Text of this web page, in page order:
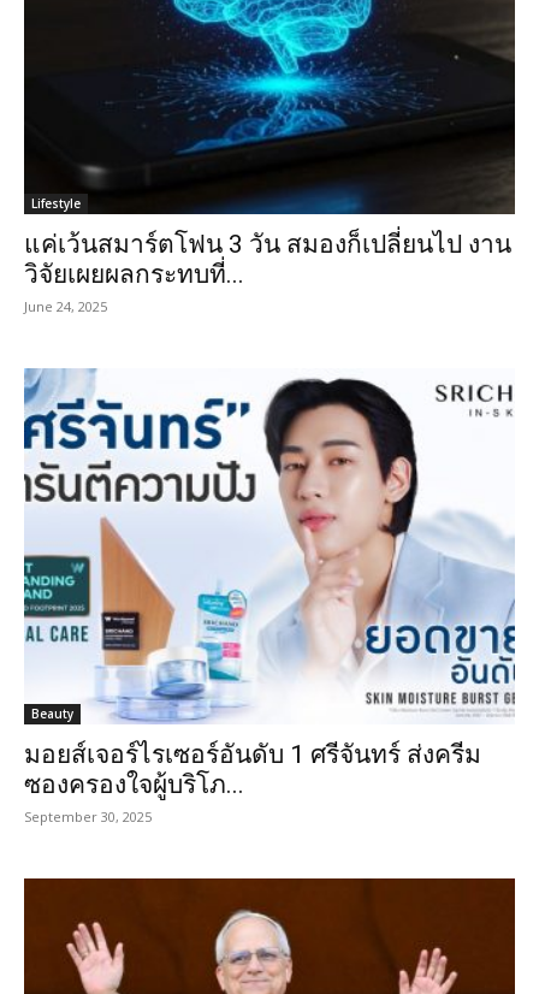
Lifestyle
แค่เว้นสมาร์ตโฟน 3 วัน สมองก็เปลี่ยนไป งาน
วิจัยเผยผลกระทบที่...
June 24, 2025
Beauty
มอยส์เจอร์ไรเซอร์อันดับ 1 ศรีจันทร์ ส่งครีม
ซองครองใจผู้บริโภ...
September 30, 2025